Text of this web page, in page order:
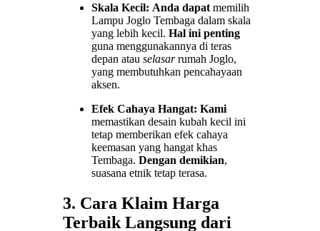
Skala Kecil: Anda dapat memilih
Lampu Joglo Tembaga dalam skala
yang lebih kecil. Hal ini penting
guna menggunakannya di teras
depan atau selasarrumah Joglo,
yang membutuhkan pencahayaan
aksen.
Efek Cahaya Hangat: Kami
memastikan desain kubah kecil ini
tetap memberikan efek cahaya
keemasan yang hangat khas
Tembaga. Dengan demikian,
suasana etnik tetap terasa.
3. Cara Klaim Harga
Terbaik Langsung dari